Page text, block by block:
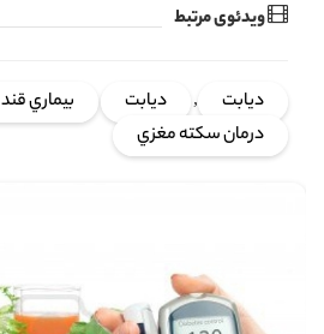
ویدئوی مرتبط
دیابت , ديابت بيماري قند
درمان سكته مغزي